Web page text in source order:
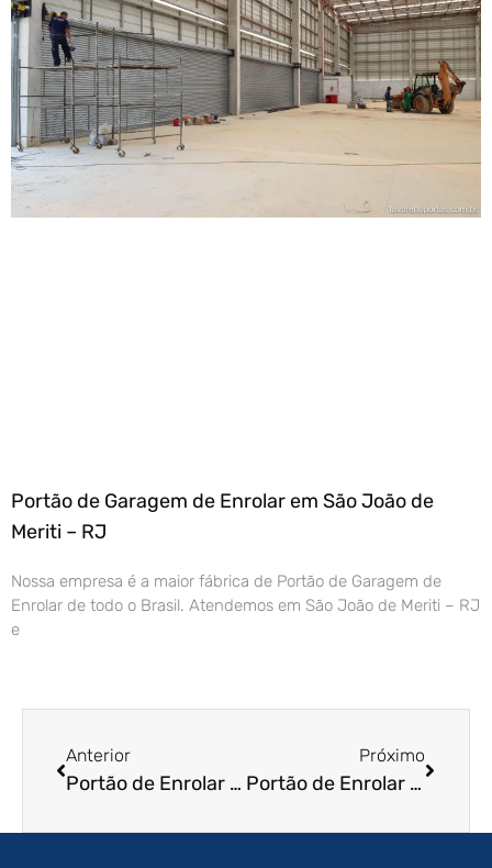
Portão de Garagem de Enrolar em São João de
Meriti – RJ
Nossa empresa é a maior fábrica de Portão de Garagem de
Enrolar de todo o Brasil. Atendemos em São João de Meriti – RJ
e
Anterior
Portão de Enrolar Automatizado em Taubate – SP
Próximo
Portão de Enrolar Automatizado em Diadema – SP